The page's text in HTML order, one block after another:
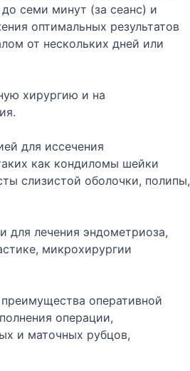
семи минут (за сеанс) и
оптимальных результатов
от нескольких дней или
хирургию и на
для иссечения
как кондиломы шейки
слизистой оболочки, полипы,
для лечения эндометриоза,
микрохирургии
оперативной
операции,
и маточных рубцов,